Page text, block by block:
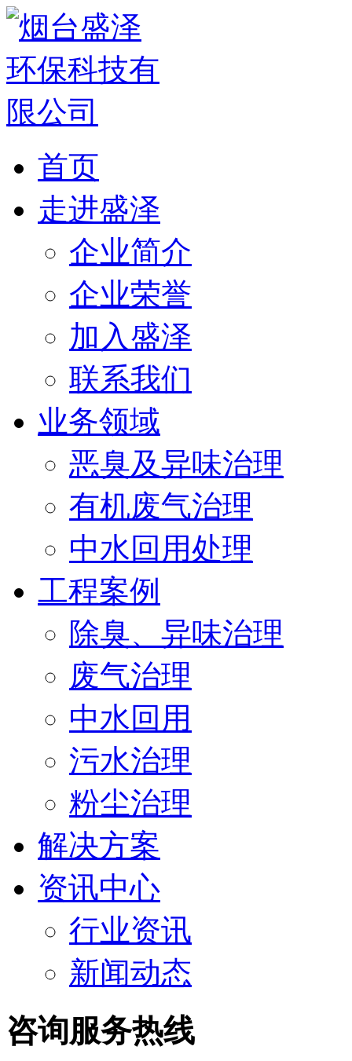
首页
走进盛泽
企业简介
企业荣誉
加入盛泽
联系我们
业务领域
恶臭及异味治理
有机废气治理
中水回用处理
工程案例
除臭、异味治理
废气治理
中水回用
污水治理
粉尘治理
解决方案
资讯中心
行业资讯
新闻动态
咨询服务热线